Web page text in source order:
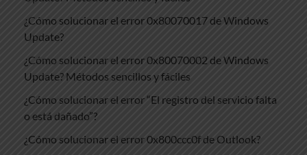
¿Cómo solucionar el error 0x80070017 de Windows
Update?
¿Cómo solucionar el error 0x80070002 de Windows
Update? Métodos sencillos y fáciles
¿Cómo solucionar el error “El registro del servicio falta
o está dañado”?
¿Cómo solucionar el error 0x800ccc0f de Outlook?